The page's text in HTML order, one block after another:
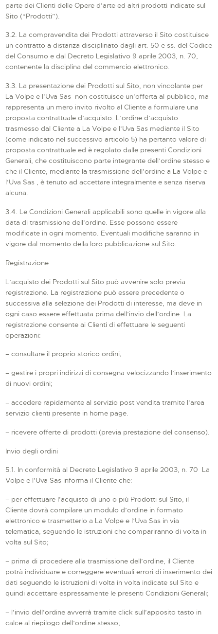
parte dei Clienti delle Opere d’arte ed altri prodotti indicate sul
Sito (“Prodotti”).
3.2. La compravendita dei Prodotti attraverso il Sito costituisce
un contratto a distanza disciplinato dagli art. 50 e ss. del Codice
del Consumo e dal Decreto Legislativo 9 aprile 2003, n. 70,
contenente la disciplina del commercio elettronico.
3.3. La presentazione dei Prodotti sul Sito, non vincolante per
La Volpe e l’Uva Sas non costituisce un’offerta al pubblico, ma
rappresenta un mero invito rivolto al Cliente a formulare una
proposta contrattuale d’acquisto. L’ordine d’acquisto
trasmesso dal Cliente a La Volpe e l’Uva Sas mediante il Sito
(come indicato nel successivo articolo 5) ha pertanto valore di
proposta contrattuale ed è regolato dalle presenti Condizioni
Generali, che costituiscono parte integrante dell’ordine stesso e
che il Cliente, mediante la trasmissione dell’ordine a La Volpe e
l’Uva Sas , è tenuto ad accettare integralmente e senza riserva
alcuna.
3.4. Le Condizioni Generali applicabili sono quelle in vigore alla
data di trasmissione dell’ordine. Esse possono essere
modificate in ogni momento. Eventuali modifiche saranno in
vigore dal momento della loro pubblicazione sul Sito.
Registrazione
L’acquisto dei Prodotti sul Sito può avvenire solo previa
registrazione. La registrazione può essere precedente o
successiva alla selezione dei Prodotti di interesse, ma deve in
ogni caso essere effettuata prima dell’invio dell’ordine. La
registrazione consente ai Clienti di effettuare le seguenti
operazioni:
– consultare il proprio storico ordini;
– gestire i propri indirizzi di consegna velocizzando l’inserimento
di nuovi ordini;
– accedere rapidamente al servizio post vendita tramite l’area
servizio clienti presente in home page.
– ricevere offerte di prodotti (previa prestazione del consenso).
Invio degli ordini
5.1. In conformità al Decreto Legislativo 9 aprile 2003, n. 70 La
Volpe e l’Uva Sas informa il Cliente che:
– per effettuare l’acquisto di uno o più Prodotti sul Sito, il
Cliente dovrà compilare un modulo d’ordine in formato
elettronico e trasmetterlo a La Volpe e l’Uva Sas in via
telematica, seguendo le istruzioni che compariranno di volta in
volta sul Sito;
– prima di procedere alla trasmissione dell’ordine, il Cliente
potrà individuare e correggere eventuali errori di inserimento dei
dati seguendo le istruzioni di volta in volta indicate sul Sito e
quindi accettare espressamente le presenti Condizioni Generali;
– l’invio dell’ordine avverrà tramite click sull’apposito tasto in
calce al riepilogo dell’ordine stesso;